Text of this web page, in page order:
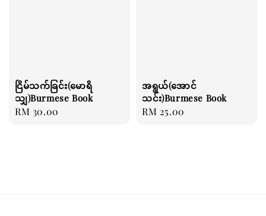
ငြိမ်သက်ခြင်း(မောရိ
သျှ)Burmese Book
Regular
RM 30.00
အရွယ်(အောင်
သင်း)Burmese Book
Regular
RM 25.00